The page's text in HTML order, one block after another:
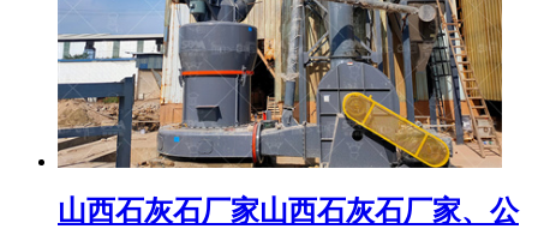
山西石灰石厂家山西石灰石厂家、公